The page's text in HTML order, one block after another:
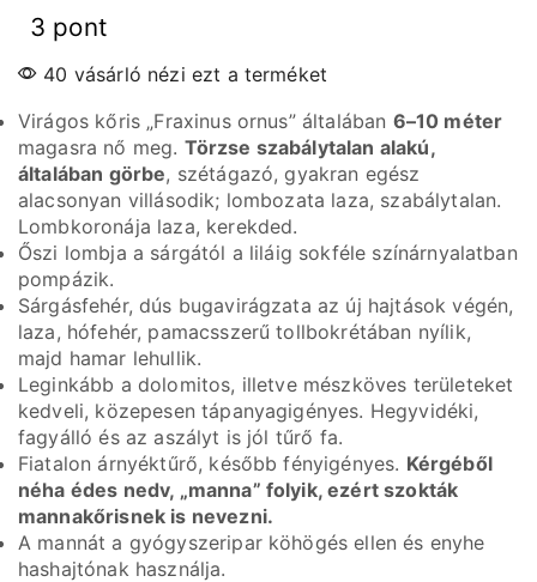
3 pont
40 vásárló nézi ezt a terméket
Virágos kőris „Fraxinus ornus” általában 6–10 méter
magasra nő meg. Törzse szabálytalan alakú,
általában görbe, szétágazó, gyakran egész
alacsonyan villásodik; lombozata laza, szabálytalan.
Lombkoronája laza, kerekded.
Őszi lombja a sárgától a liláig sokféle színárnyalatban
pompázik.
Sárgásfehér, dús bugavirágzata az új hajtások végén,
laza, hófehér, pamacsszerű tollbokrétában nyílik,
majd hamar lehullik.
Leginkább a dolomitos, illetve mészköves területeket
kedveli, közepesen tápanyagigényes. Hegyvidéki,
fagyálló és az aszályt is jól tűrő fa.
Fiatalon árnyéktűrő, később fényigényes. Kérgéből
néha édes nedv, „manna” folyik, ezért szokták
mannakőrisnek is nevezni.
A mannát a gyógyszeripar köhögés ellen és enyhe
hashajtónak használja.